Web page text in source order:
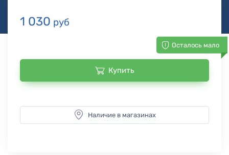
1 030 руб
Осталось мало
Купить
Наличие в магазинах